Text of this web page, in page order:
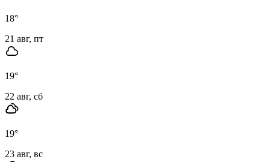
18°
21 авг, пт
19°
22 авг, сб
19°
23 авг, вс